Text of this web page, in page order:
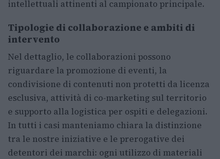
intellettuali attinenti al campionato principale.
Tipologie di collaborazione e ambiti di
intervento
Nel dettaglio, le collaborazioni possono
riguardare la promozione di eventi, la
condivisione di contenuti non protetti da licenza
esclusiva, attività di co-marketing sul territorio
e supporto alla logistica per ospiti e delegazioni.
In tutti i casi manteniamo chiara la distinzione
tra le nostre iniziative e le prerogative dei
detentori dei marchi: ogni utilizzo di materiali